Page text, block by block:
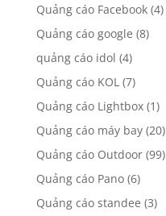
Quảng cáo Facebook(4)
Quảng cáo google (8)
quảng cáo idol (4)
Quảng cáo KOL (7)
Quảng cáo Lightbox(1)
Quảng cáo máy bay(20)
Quảng cáo Outdoor(99)
Quảng cáo Pano(6)
Quảng cáo standee (3)